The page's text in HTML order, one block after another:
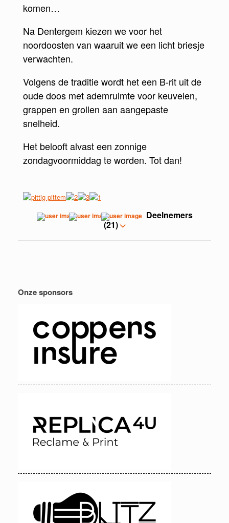
komen…
Na Dentergem kiezen we voor het
noordoosten van waaruit we een licht briesje
verwachten.
Volgens de traditie wordt het een B-rit uit de
oude doos met ademruimte voor keuvelen,
grappen en grollen aan aangepaste
snelheid.
Het belooft alvast een zonnige
zondagvoormiddag te worden. Tot dan!
Deelnemers
(21)
Onze sponsors